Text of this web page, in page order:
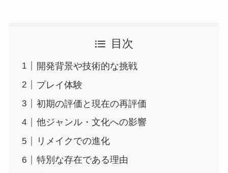
目次
開発背景や技術的な挑戦
プレイ体験
初期の評価と現在の再評価
他ジャンル・文化への影響
リメイクでの進化
特別な存在である理由